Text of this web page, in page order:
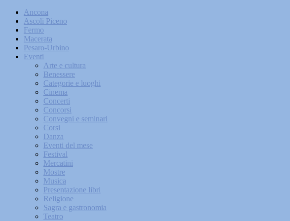
Ancona
Ascoli Piceno
Fermo
Macerata
Pesaro-Urbino
Eventi
Arte e cultura
Benessere
Categorie e luoghi
Cinema
Concerti
Concorsi
Convegni e seminari
Corsi
Danza
Eventi del mese
Festival
Mercatini
Mostre
Musica
Presentazione libri
Religione
Sagra e gastronomia
Teatro